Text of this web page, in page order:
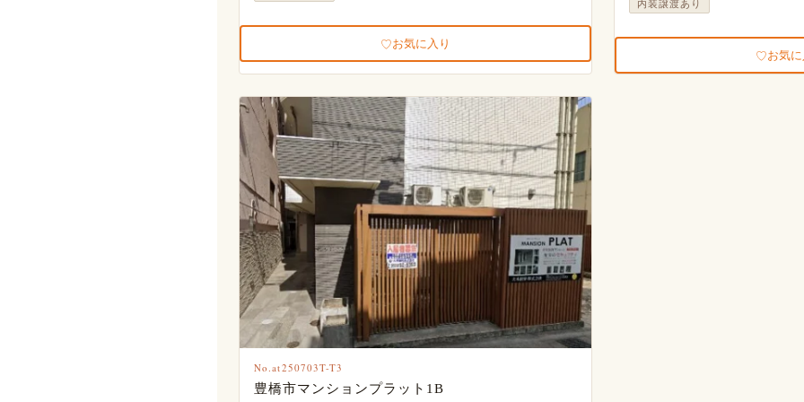
お気に入り
内装譲渡あり
お気
No.at250703T-T3
豊橋市マンションプラット1B